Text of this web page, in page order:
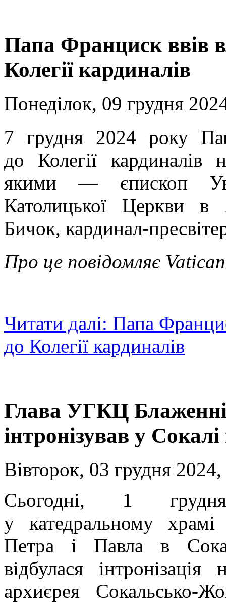
Папа Франциск ввів
Колегії кардиналів
Понеділок, 09 грудня
7 грудня 2024 року
до Колегії кардиналів
якими — єпископ
Католицької Церкви в
Бичок, кардинал-
Про це повідомляє
Читати далі: Папа
до Колегії кардиналів
Глава УГКЦ
інтронізував у
Вівторок, 03 грудня
Сьогодні, 1
у катедральному храмі
Петра і Павла в
відбулася інтронізація
архиєрея Сокальсько-